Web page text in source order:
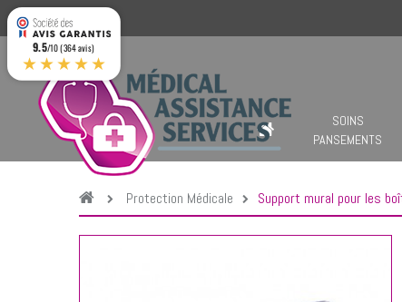
SOINS
PANSEMENTS
Protection Médicale Support mural pour les
9.5/10 (364 avis)
★★★★★